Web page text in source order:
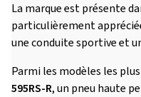
La marque est présente
particulièrement
une conduite sportive et
Parmi les modèles les
595RS-R, un pneu haute